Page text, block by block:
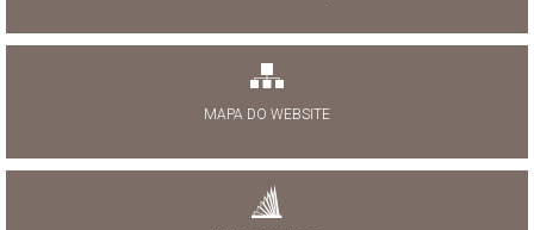
MAPA DO WEBSITE